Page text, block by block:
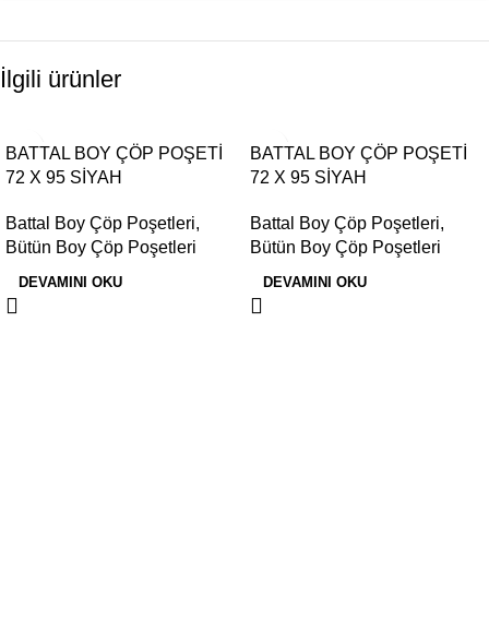
İlgili ürünler
BATTAL BOY ÇÖP POŞETİ
72 X 95 SİYAH
Battal Boy Çöp Poşetleri,
Bütün Boy Çöp Poşetleri
DEVAMINI OKU
BATTAL BOY ÇÖP POŞETİ
72 X 95 SİYAH
Battal Boy Çöp Poşetleri,
Bütün Boy Çöp Poşetleri
DEVAMINI OKU